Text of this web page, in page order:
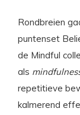
Rondbreien
puntenset
de Mindful
als
repetitieve
kalmerend